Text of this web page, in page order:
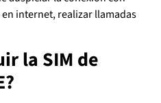
internet, realizar llamadas
la SIM de